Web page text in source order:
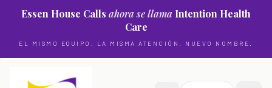
Essen House Calls ahora se llama Intention Health
Care
EL MISMO EQUIPO. LA MISMA ATENCIÓN. NUEVO NOMBRE.